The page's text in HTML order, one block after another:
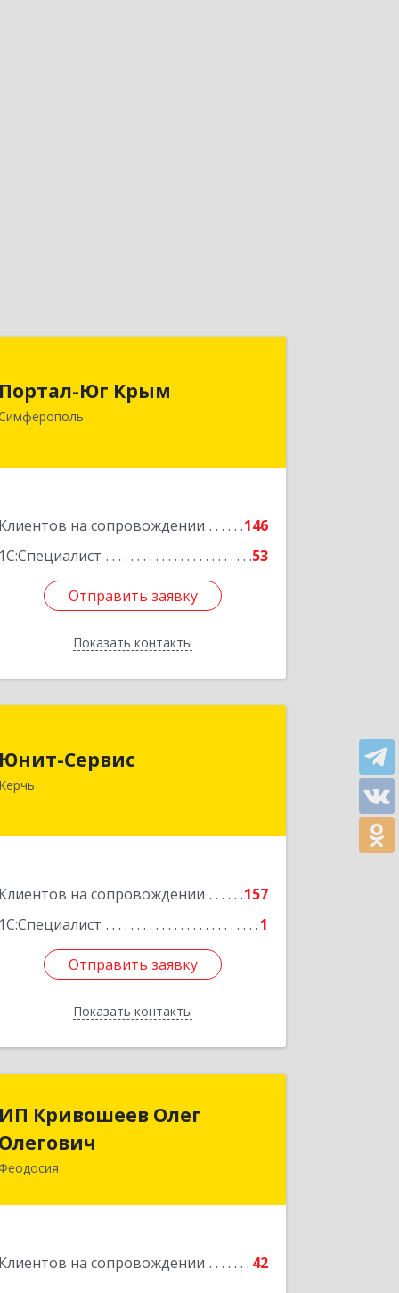
Портал-Юг Крым
Клиентов на сопровождении
146
1С:Специалист
53
Отправить заявку
Показать контакты
295015, Крым Респ, Симферополь г,
Подробнее
Отправить заявку
Назад
Юнит-Сервис
Керчь
Клиентов на сопровождении
157
1С:Специалист
1
Отправить заявку
Показать контакты
298300, Крым Респ, Керчь г,
Подробнее
Отправить заявку
Назад
ИП Кривошеев Олег
Олегович
Клиентов на сопровождении 42
Олегович